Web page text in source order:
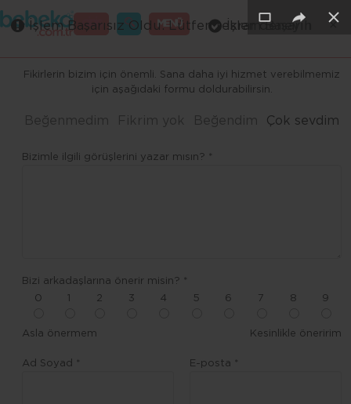
MENÜ
GİRİŞ
Fikirlerin bizim için önemli. Sana daha iyi hizmet verebilmemiz
için aşağıdaki formu doldurabilirsin.
Beğenmedim Fikrim yok Beğendim Çok sevdim
Bizimle ilgili görüşlerini yazar mısın? *
Bizi arkadaşlarına önerir misin? *
0
2 3 4 5 6 7 8 9
Asla önermem Kesinlikle öneririm
Ad Soyad * E-posta *
×
×
×
×
İşlem Başarılı ×
İşlem Başarısız Oldu. Lütfen tekrar deneyin ×